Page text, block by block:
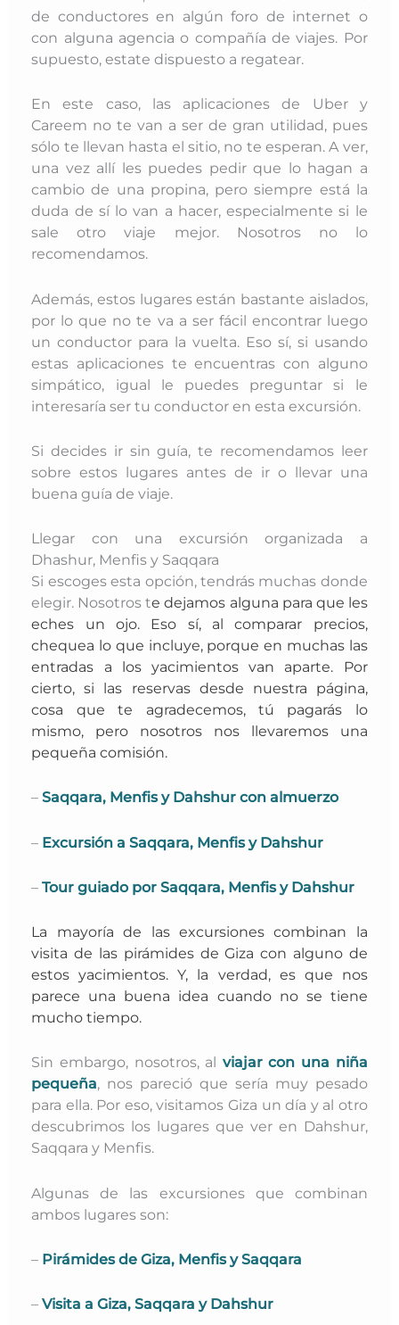
de conductores en algún foro de internet o
con alguna agencia o compañía de viajes. Por
supuesto, estate dispuesto a regatear.
En este caso, las aplicaciones de Uber y
Careem no te van a ser de gran utilidad, pues
sólo te llevan hasta el sitio, no te esperan. A ver,
una vez allí les puedes pedir que lo hagan a
cambio de una propina, pero siempre está la
duda de sí lo van a hacer, especialmente si le
sale otro viaje mejor. Nosotros no lo
recomendamos.
Además, estos lugares están bastante aislados,
por lo que no te va a ser fácil encontrar luego
un conductor para la vuelta. Eso sí, si usando
estas aplicaciones te encuentras con alguno
simpático, igual le puedes preguntar si le
interesaría ser tu conductor en esta excursión.
Si decides ir sin guía, te recomendamos leer
sobre estos lugares antes de ir o llevar una
buena guía de viaje.
Llegar con una excursión organizada a
Dhashur, Menfis y Saqqara
Si escoges esta opción, tendrás muchas donde
elegir. Nosotros te dejamos alguna para que les
eches un ojo. Eso sí, al comparar precios,
chequea lo que incluye, porque en muchas las
entradas a los yacimientos van aparte. Por
cierto, si las reservas desde nuestra página,
cosa que te agradecemos, tú pagarás lo
mismo, pero nosotros nos llevaremos una
pequeña comisión.
– Saqqara, Menfis y Dahshur con almuerzo
– Excursión a Saqqara, Menfis y Dahshur
–Tour guiado por Saqqara, Menfis y Dahshur
La mayoría de las excursiones combinan la
visita de las pirámides de Giza con alguno de
estos yacimientos. Y, la verdad, es que nos
parece una buena idea cuando no se tiene
mucho tiempo.
Sin embargo, nosotros, al viajar con una niña
pequeña, nos pareció que sería muy pesado
para ella. Por eso, visitamos Giza un día y al otro
descubrimos los lugares que ver en Dahshur,
Saqqara y Menfis.
Algunas de las excursiones que combinan
ambos lugares son:
– Pirámides de Giza, Menfis y Saqqara
–Visita a Giza, Saqqara y Dahshur